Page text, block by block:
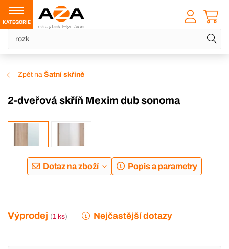
KATEGORIE
Zpět na Šatní skříně
2-dveřová skříň Mexim dub sonoma
Dotaz na zboží Popis a parametry
Výprodej (1 ks) Nejčastější dotazy